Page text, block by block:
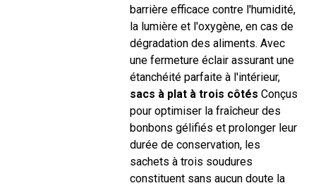
barrière efficace contre l'humidité,
la lumière et l'oxygène, en cas de
dégradation des aliments. Avec
une fermeture éclair assurant une
étanchéité parfaite à l'intérieur,
sacs à plat à trois côtés Conçus
pour optimiser la fraîcheur des
bonbons gélifiés et prolonger leur
durée de conservation, les
sachets à trois soudures
constituent sans aucun doute la